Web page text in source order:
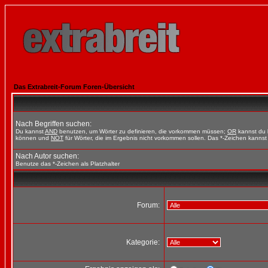
Das Extrabreit-Forum Foren-Übersicht
Nach Begriffen suchen:
Du kannstAND benutzen, um Wörter zu definieren, die vorkommen müssen; OR kannst du
können und NOT für Wörter, die im Ergebnis nicht vorkommen sollen. Das *-Zeichen
Nach Autor suchen:
Benutze das *-Zeichen als Platzhalter
Forum:
Kategorie: